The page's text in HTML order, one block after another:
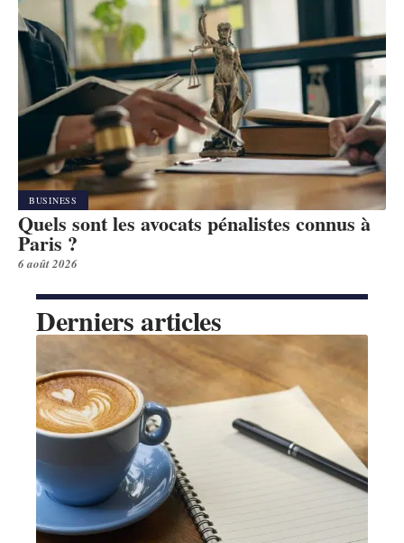
BUSINESS
Quels sont les avocats pénalistes connus à
Paris ?
6 août 2026
Derniers articles